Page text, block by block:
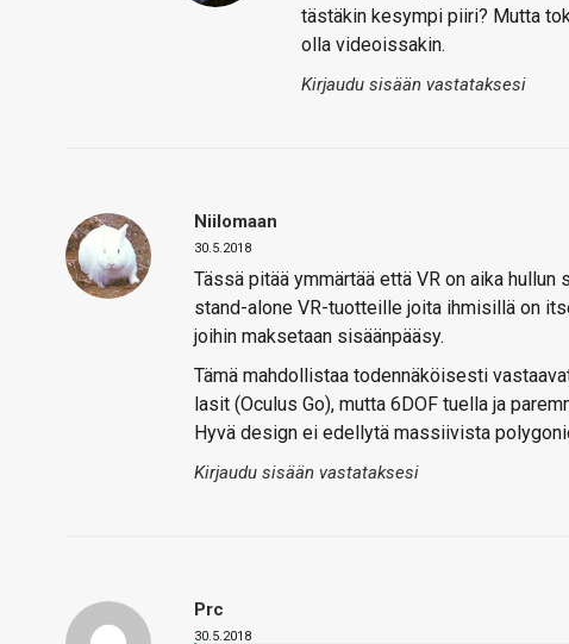
tästäkin kesympi piiri? Mutta
olla videoissakin.
Kirjaudu sisään vastataksesi
Niilomaan
30.5.2018
Tässä pitää ymmärtää että VR on aika
stand-alone VR-tuotteille joita ihmisillä on
joihin maksetaan sisäänpääsy.
Tämä mahdollistaa todennäköisesti
lasit (Oculus Go), mutta 6DOF tuella ja
Hyvä design ei edellytä massiivista
Kirjaudu sisään vastataksesi
Prc
30.5.2018